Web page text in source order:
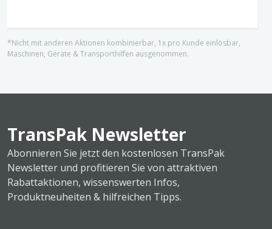
*Nicht mit anderen Aktionen kombinierbar, 1x pro Kunde einlösbar,
Maschinen, Geräte & Transporthilfen ausgenommen.
TransPak Newsletter
Abonnieren Sie jetzt den kostenlosen TransPak
Newsletter und profitieren Sie von attraktiven
Rabattaktionen, wissenswerten Infos,
Produktneuheiten & hilfreichen Tipps.